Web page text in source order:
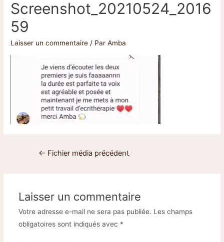
Screenshot_20210524_2016
59
Laisser un commentaire / ParAmba
← Fichier média précédent
Laisser un commentaire
Votre adresse e-mail ne sera pas publiée. Les champs
obligatoires sont indiqués avec *